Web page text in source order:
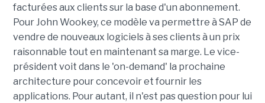
facturées aux clients sur la base d'un abonnement.
Pour John Wookey, ce modèle va permettre à SAP de
vendre de nouveaux logiciels à ses clients à un prix
raisonnable tout en maintenant sa marge. Le vice-
président voit dans le 'on-demand' la prochaine
architecture pour concevoir et fournir les
applications. Pour autant, il n'est pas question pour lui